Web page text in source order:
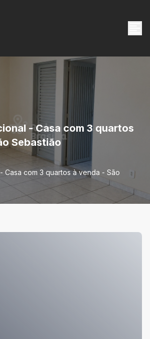
- Casa com 3 quartos
Sebastião
Casa com 3 quartos à venda - São